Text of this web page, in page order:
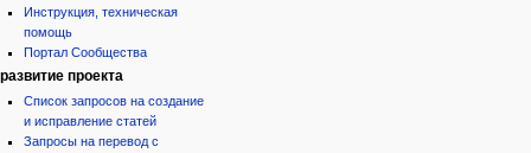
Инструкция, техническая
помощь
Портал Сообщества
развитие проекта
Список запросов на создание
и исправление статей
Запросы на перевод с